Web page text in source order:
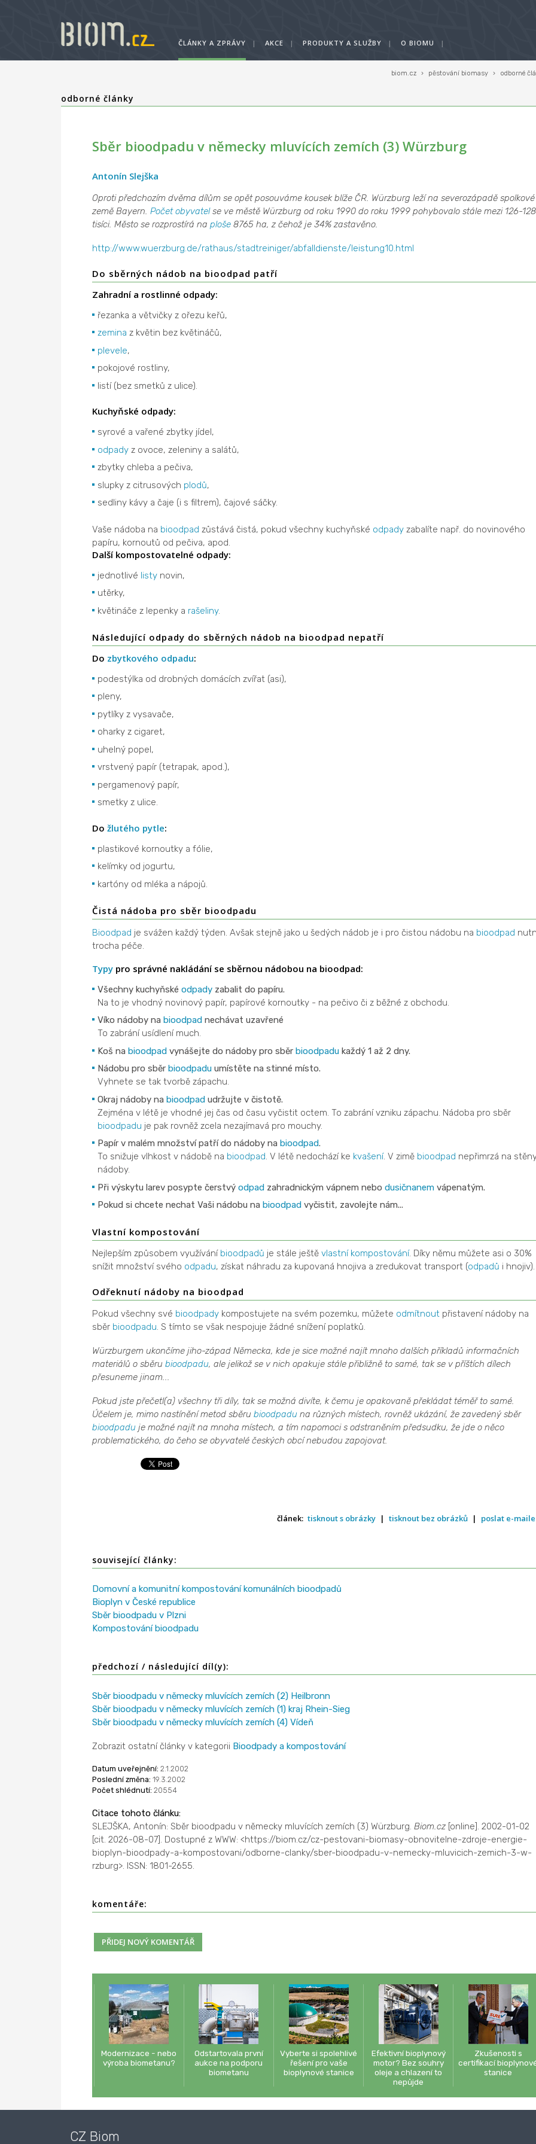
ČLÁNKY A ZPRÁVY | AKCE | PRODUKTY A SLUŽBY | O BIOMU |
biom.cz › pěstování biomasy › odborné
odborné články
Sběr bioodpadu v německy mluvících zemích (3) Würzburg
Antonín Slejška
Oproti předchozím dvěma dílům se opět posouváme kousek blíže ČR. Würzburg leží na severozápadě spolkové
země Bayern. Počet obyvatelse ve městě Würzburg od roku 1990 do roku 1999 pohybovalo stále mezi 126-128
tisíci. Město se rozprostírá na ploše8765 ha, z čehož je 34% zastavěno.
http://www.wuerzburg.de/rathaus/stadtreiniger/abfalldienste/leistung10.html
Do sběrných nádob na bioodpad patří
Zahradní a rostlinné odpady:
řezanka a větvičky z ořezu keřů,
zemina z květin bez květináčů,
plevele,
pokojové rostliny,
listí (bez smetků z ulice).
Kuchyňské odpady:
syrové a vařené zbytky jídel,
odpadyz ovoce, zeleniny a salátů,
zbytky chleba a pečiva,
slupky z citrusových plodů,
sedliny kávy a čaje (i s filtrem), čajové sáčky.
Vaše nádoba na bioodpad zůstává čistá, pokud všechny kuchyňské odpadyzabalíte např. do novinového
papíru, kornoutů od pečiva, apod.
Další kompostovatelné odpady:
jednotlivé listynovin,
utěrky,
květináče z lepenky a rašeliny.
Následující odpady do sběrných nádob na bioodpad nepatří
Do zbytkového odpadu:
podestýlka od drobných domácích zvířat (asi),
pleny,
pytlíky z vysavače,
oharky z cigaret,
uhelný popel,
vrstvený papír (tetrapak, apod.),
pergamenový papír,
smetky z ulice.
Do žlutého pytle:
plastikové kornoutky a fólie,
kelímky od jogurtu,
kartóny od mléka a nápojů.
Čistá nádoba pro sběr bioodpadu
Bioodpad je svážen každý týden. Avšak stejně jako u šedých nádob je i pro čistou nádobu na bioodpad
trocha péče.
Typypro správné nakládání se sběrnou nádobou na bioodpad:
Všechny kuchyňské odpadyzabalit do papíru.
Na to je vhodný novinový papír, papírové kornoutky - na pečivo či z běžné z obchodu.
Víko nádoby na bioodpadnechávat uzavřené
To zabrání usídlení much.
Koš na bioodpadvynášejte do nádoby pro sběr bioodpadukaždý 1 až 2 dny.
Nádobu pro sběr bioodpaduumístěte na stinné místo.
Vyhnete se tak tvorbě zápachu.
Okraj nádoby na bioodpadudržujte v čistotě.
Zejména v létě je vhodné jej čas od času vyčistit octem. To zabrání vzniku zápachu. Nádoba pro sběr
bioodpadu je pak rovněž zcela nezajímavá pro mouchy.
Papír v malém množství patří do nádoby na bioodpad.
To snižuje vlhkost v nádobě na bioodpad. V létě nedochází ke kvašení. V zimě bioodpad nepřimrzá na
nádoby.
Při výskytu larev posypte čerstvý odpadzahradnickým vápnem nebo dusičnanemvápenatým.
Pokud si chcete nechat Vaši nádobu na bioodpadvyčistit, zavolejte nám...
Vlastní kompostování
Nejlepším způsobem využívání bioodpadů je stále ještě vlastní kompostování. Díky němu můžete asi o 30%
snížit množství svého odpadu, získat náhradu za kupovaná hnojiva a zredukovat transport (odpadů i hnojiv).
Odřeknutí nádoby na bioodpad
Pokud všechny své bioodpadykompostujete na svém pozemku, můžete odmítnout přistavení nádoby na
sběr bioodpadu . S tímto se však nespojuje žádné snížení poplatků.
Würzburgem ukončíme jiho-západ Německa, kde je sice možné najít mnoho dalších příkladů informačních
materiálů o sběru bioodpadu, ale jelikož se v nich opakuje stále přibližně to samé, tak se v příštích dílech
přesuneme jinam...
Pokud jste přečetl(a) všechny tři díly, tak se možná divíte, k čemu je opakovaně překládat téměř to samé.
Účelem je, mimo nastínění metod sběru bioodpaduna různých místech, rovněž ukázání, že zavedený sběr
bioodpaduje možné najít na mnoha místech, a tím napomoci s odstraněním předsudku, že jde o něco
problematického, do čeho se obyvatelé českých obcí nebudou zapojovat.
článek: tisknout s obrázky | tisknout bez obrázků | poslat e-
související články:
Domovní a komunitní kompostování komunálních bioodpadů
Bioplyn v České republice
Sběr bioodpadu v Plzni
Kompostování bioodpadu
předchozí / následující díl(y):
Sběr bioodpadu v německy mluvících zemích (2) Heilbronn
Sběr bioodpadu v německy mluvících zemích (1) kraj Rhein-Sieg
Sběr bioodpadu v německy mluvících zemích (4) Vídeň
Zobrazit ostatní články v kategorii Bioodpady a kompostování
Datum uveřejnění: 2.1.2002
Poslední změna: 19.3.2002
Počet shlédnutí: 20554
Citace tohoto článku:
SLEJŠKA, Antonín: Sběr bioodpadu v německy mluvících zemích (3) Würzburg. Biom.cz[online]. 2002-01-02
[cit. 2026-08-07]. Dostupné z WWW: <https://biom.cz/cz-pestovani-biomasy-obnovitelne-zdroje-energie-
bioplyn-bioodpady-a-kompostovani/odborne-clanky/sber-bioodpadu-v-nemecky-mluvicich-zemich-3-w-
rzburg>. ISSN: 1801-2655.
komentáře:
Modernizace - nebo
výroba biometanu?
Odstartovala první
aukce na podporu
biometanu
Vyberte si spolehlivé
řešení pro vaše
bioplynové stanice
Efektivní bioplynový
motor? Bez souhry
oleje a chlazení to
nepůjde
Zkušenosti s
certifikací
stanice
CZ Biom